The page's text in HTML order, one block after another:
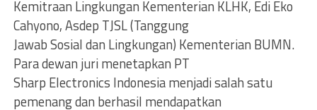
Kemitraan Lingkungan Kementerian KLHK, Edi Eko
Cahyono, Asdep TJSL (Tanggung
Jawab Sosial dan Lingkungan) Kementerian BUMN.
Para dewan juri menetapkan PT
Sharp Electronics Indonesia menjadi salah satu
pemenang dan berhasil mendapatkan